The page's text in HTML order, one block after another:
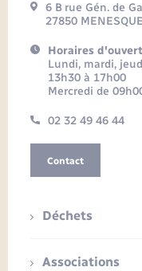
6 B rue Gén. de
27850
Horaires
Lundi, mardi,
13h30 à 17h00
Mercredi de
02 32 49 46 44
Contact
Déchets
Associations